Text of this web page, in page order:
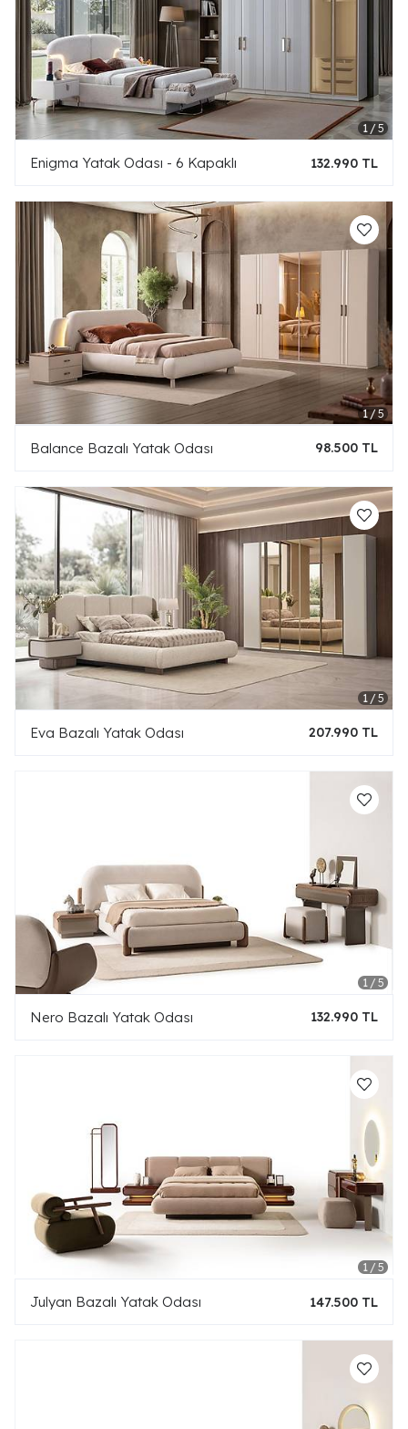
Enigma Yatak Odası - 6 Kapaklı 132.990 TL
Balance Bazalı Yatak Odası 98.500 TL
Eva Bazalı Yatak Odası 207.990 TL
Nero Bazalı Yatak Odası 132.990 TL
Julyan Bazalı Yatak Odası 147.500 TL